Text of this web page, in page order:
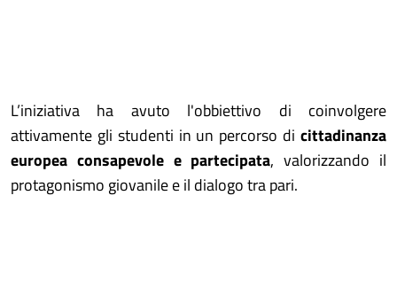
L’iniziativa ha avuto l'obbiettivo di coinvolgere
attivamente gli studenti in un percorso di cittadinanza
europea consapevole e partecipata, valorizzando il
protagonismo giovanile e il dialogo tra pari.